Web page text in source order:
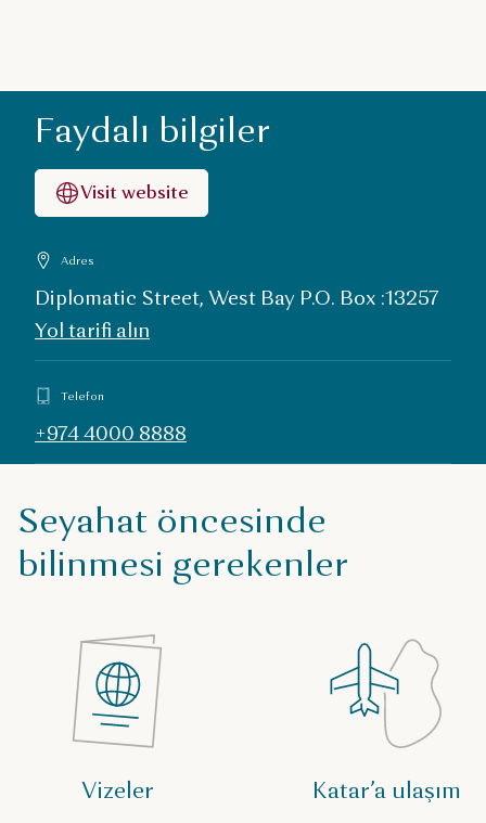
Faydalı bilgiler
Visit website
Adres
Diplomatic Street, West Bay P.O. Box :13257
Yol tarifi alın
Telefon
+974 4000 8888
Seyahat öncesinde
bilinmesi gerekenler
Vizeler Katar’a ulaşım